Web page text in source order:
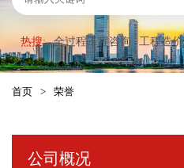
热搜: 全过程工程咨询 工程造价
首页 > 荣誉
公司概况